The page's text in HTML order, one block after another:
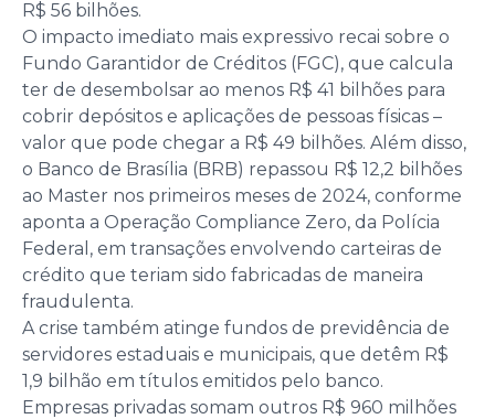
R$ 56 bilhões.
O impacto imediato mais expressivo recai sobre o
Fundo Garantidor de Créditos (FGC), que calcula
ter de desembolsar ao menos R$ 41 bilhões para
cobrir depósitos e aplicações de pessoas físicas –
valor que pode chegar a R$ 49 bilhões. Além disso,
o Banco de Brasília (BRB) repassou R$ 12,2 bilhões
ao Master nos primeiros meses de 2024, conforme
aponta a Operação Compliance Zero, da Polícia
Federal, em transações envolvendo carteiras de
crédito que teriam sido fabricadas de maneira
fraudulenta.
A crise também atinge fundos de previdência de
servidores estaduais e municipais, que detêm R$
1,9 bilhão em títulos emitidos pelo banco.
Empresas privadas somam outros R$ 960 milhões